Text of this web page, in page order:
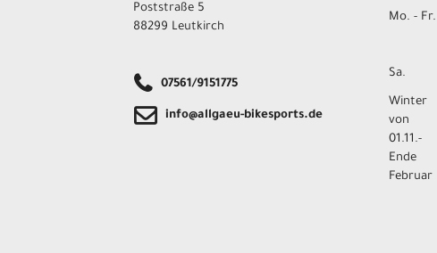
Poststraße 5
88299 Leutkirch
07561/9151775
info@allgaeu-bikesports.de
Mo. - Fr.
Sa.
Winter
von
01.11.-
Ende
Februar